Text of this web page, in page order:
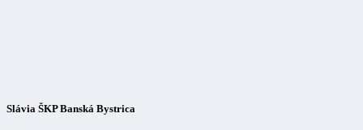
Slávia ŠKP Banská Bystrica